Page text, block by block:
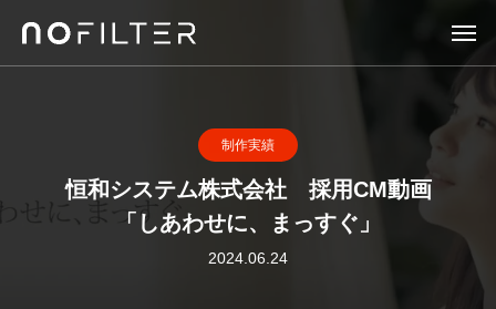
制作実績
恒和システム株式会社 採用CM動画
「しあわせに、まっすぐ」
2024.06.24